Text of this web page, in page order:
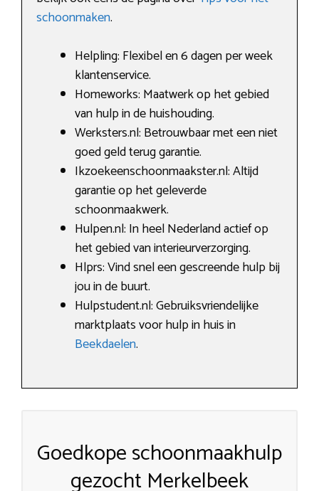
schoonmaken.
Helpling: Flexibel en 6 dagen per week
klantenservice.
Homeworks: Maatwerk op het gebied
van hulp in de huishouding.
Werksters.nl: Betrouwbaar met een niet
goed geld terug garantie.
Ikzoekeenschoonmaakster.nl: Altijd
garantie op het geleverde
schoonmaakwerk.
Hulpen.nl: In heel Nederland actief op
het gebied van interieurverzorging.
Hlprs: Vind snel een gescreende hulp bij
jou in de buurt.
Hulpstudent.nl: Gebruiksvriendelijke
marktplaats voor hulp in huis in
Beekdaelen.
Goedkope schoonmaakhulp
gezocht Merkelbeek